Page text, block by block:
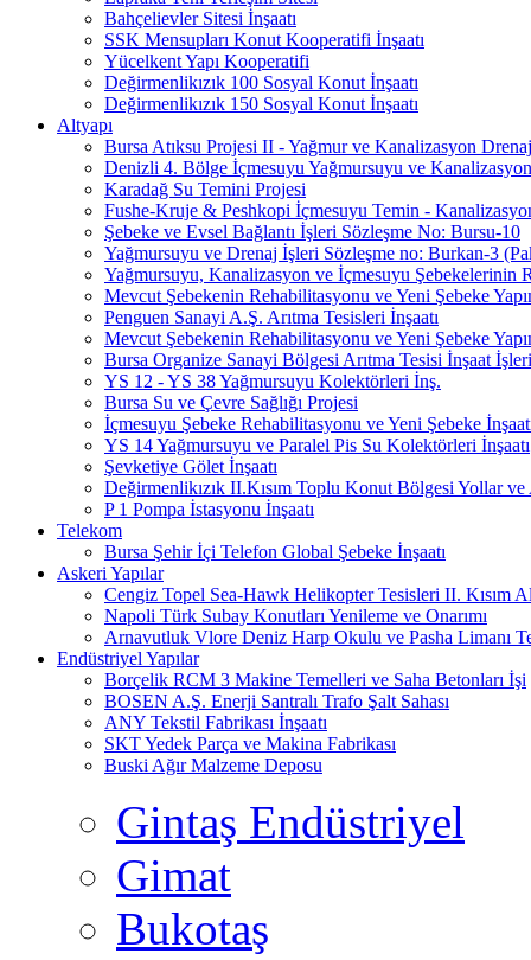
Bahçelievler Sitesi İnşaatı
SSK Mensupları Konut Kooperatifi İnşaatı
Yücelkent Yapı Kooperatifi
Değirmenlikızık 100 Sosyal Konut İnşaatı
Değirmenlikızık 150 Sosyal Konut İnşaatı
Altyapı
Bursa Atıksu Projesi II - Yağmur ve Kanalizasyon
Denizli 4. Bölge İçmesuyu Yağmursuyu ve
Karadağ Su Temini Projesi
Fushe-Kruje & Peshkopi İçmesuyu Temin -
Şebeke ve Evsel Bağlantı İşleri Sözleşme No: Bursu-10
Yağmursuyu ve Drenaj İşleri Sözleşme no: Burkan-3
Yağmursuyu, Kanalizasyon ve İçmesuyu Şebekelerinin
Mevcut Şebekenin Rehabilitasyonu ve Yeni Şebeke
Penguen Sanayi A.Ş. Arıtma Tesisleri İnşaatı
Mevcut Şebekenin Rehabilitasyonu ve Yeni Şebeke
Bursa Organize Sanayi Bölgesi Arıtma Tesisi İnşaat İşleri
YS 12 - YS 38 Yağmursuyu Kolektörleri İnş.
Bursa Su ve Çevre Sağlığı Projesi
İçmesuyu Şebeke Rehabilitasyonu ve Yeni Şebeke
YS 14 Yağmursuyu ve Paralel Pis Su Kolektörleri İnşaatı
Şevketiye Gölet İnşaatı
Değirmenlikızık II.Kısım Toplu Konut Bölgesi Yollar ve
P 1 Pompa İstasyonu İnşaatı
Telekom
Bursa Şehir İçi Telefon Global Şebeke İnşaatı
Askeri Yapılar
Cengiz Topel Sea-Hawk Helikopter Tesisleri II. Kısım
Napoli Türk Subay Konutları Yenileme ve Onarımı
Arnavutluk Vlore Deniz Harp Okulu ve Pasha Limanı
Endüstriyel Yapılar
Borçelik RCM 3 Makine Temelleri ve Saha Betonları İşi
BOSEN A.Ş. Enerji Santralı Trafo Şalt Sahası
ANY Tekstil Fabrikası İnşaatı
SKT Yedek Parça ve Makina Fabrikası
Buski Ağır Malzeme Deposu
Gintaş Endüstriyel
Gimat
Bukotaş